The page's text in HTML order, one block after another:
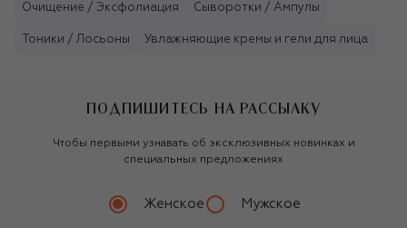
Очищение / Эксфолиация Сыворотки / Ампулы
Тоники / Лосьоны Увлажняющие кремы и гели для лица
ПОДПИШИТЕСЬ НА РАССЫЛКУ
Чтобы первыми узнавать об эксклюзивных новинках и
специальных предложениях
Женское Мужское